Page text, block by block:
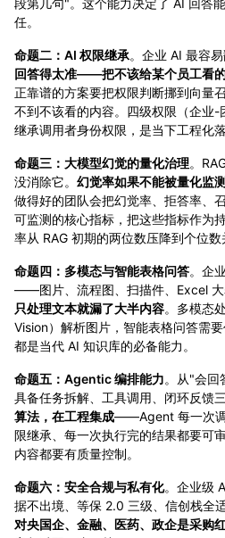
段第几句"。这个能力决定了 AI 回答
任。
命题二：AI 权限继承。企业 AI 最容
回答得太准——把不该给某个员工看
正靠谱的方案要把权限判断挪到向量
不到不该看的内容。四级权限（企业
继承调用者身份权限，是当下工程化
命题三：大模型幻觉的量化治理。
没消除它。 幻觉率如果不能被量化监
做得好的团队会把幻觉率、拒答率、
可监测的核心指标，把这些指标作为
率从 RAG 初期的两位数压降到个位数
命题四：多模态与智能表格问答。企
——图片、流程图、扫描件、Excel 大
只处理文本就漏了大半内容。多模态
Vision）解析图片，智能表格问答需
都是当代 AI 知识库的必备能力。
命题五：Agentic 编排能力。从"会
具备任务拆解、工具调用、闭环反馈三
算法，在工程集成——Agent 每一次调
限继承、每一次执行完的结果都要可
内容都要有质量控制。
命题六：安全合规与私有化。企业级
据不出境、等保 2.0 三级、信创栈全
对央国企、金融、医药、政企是采购